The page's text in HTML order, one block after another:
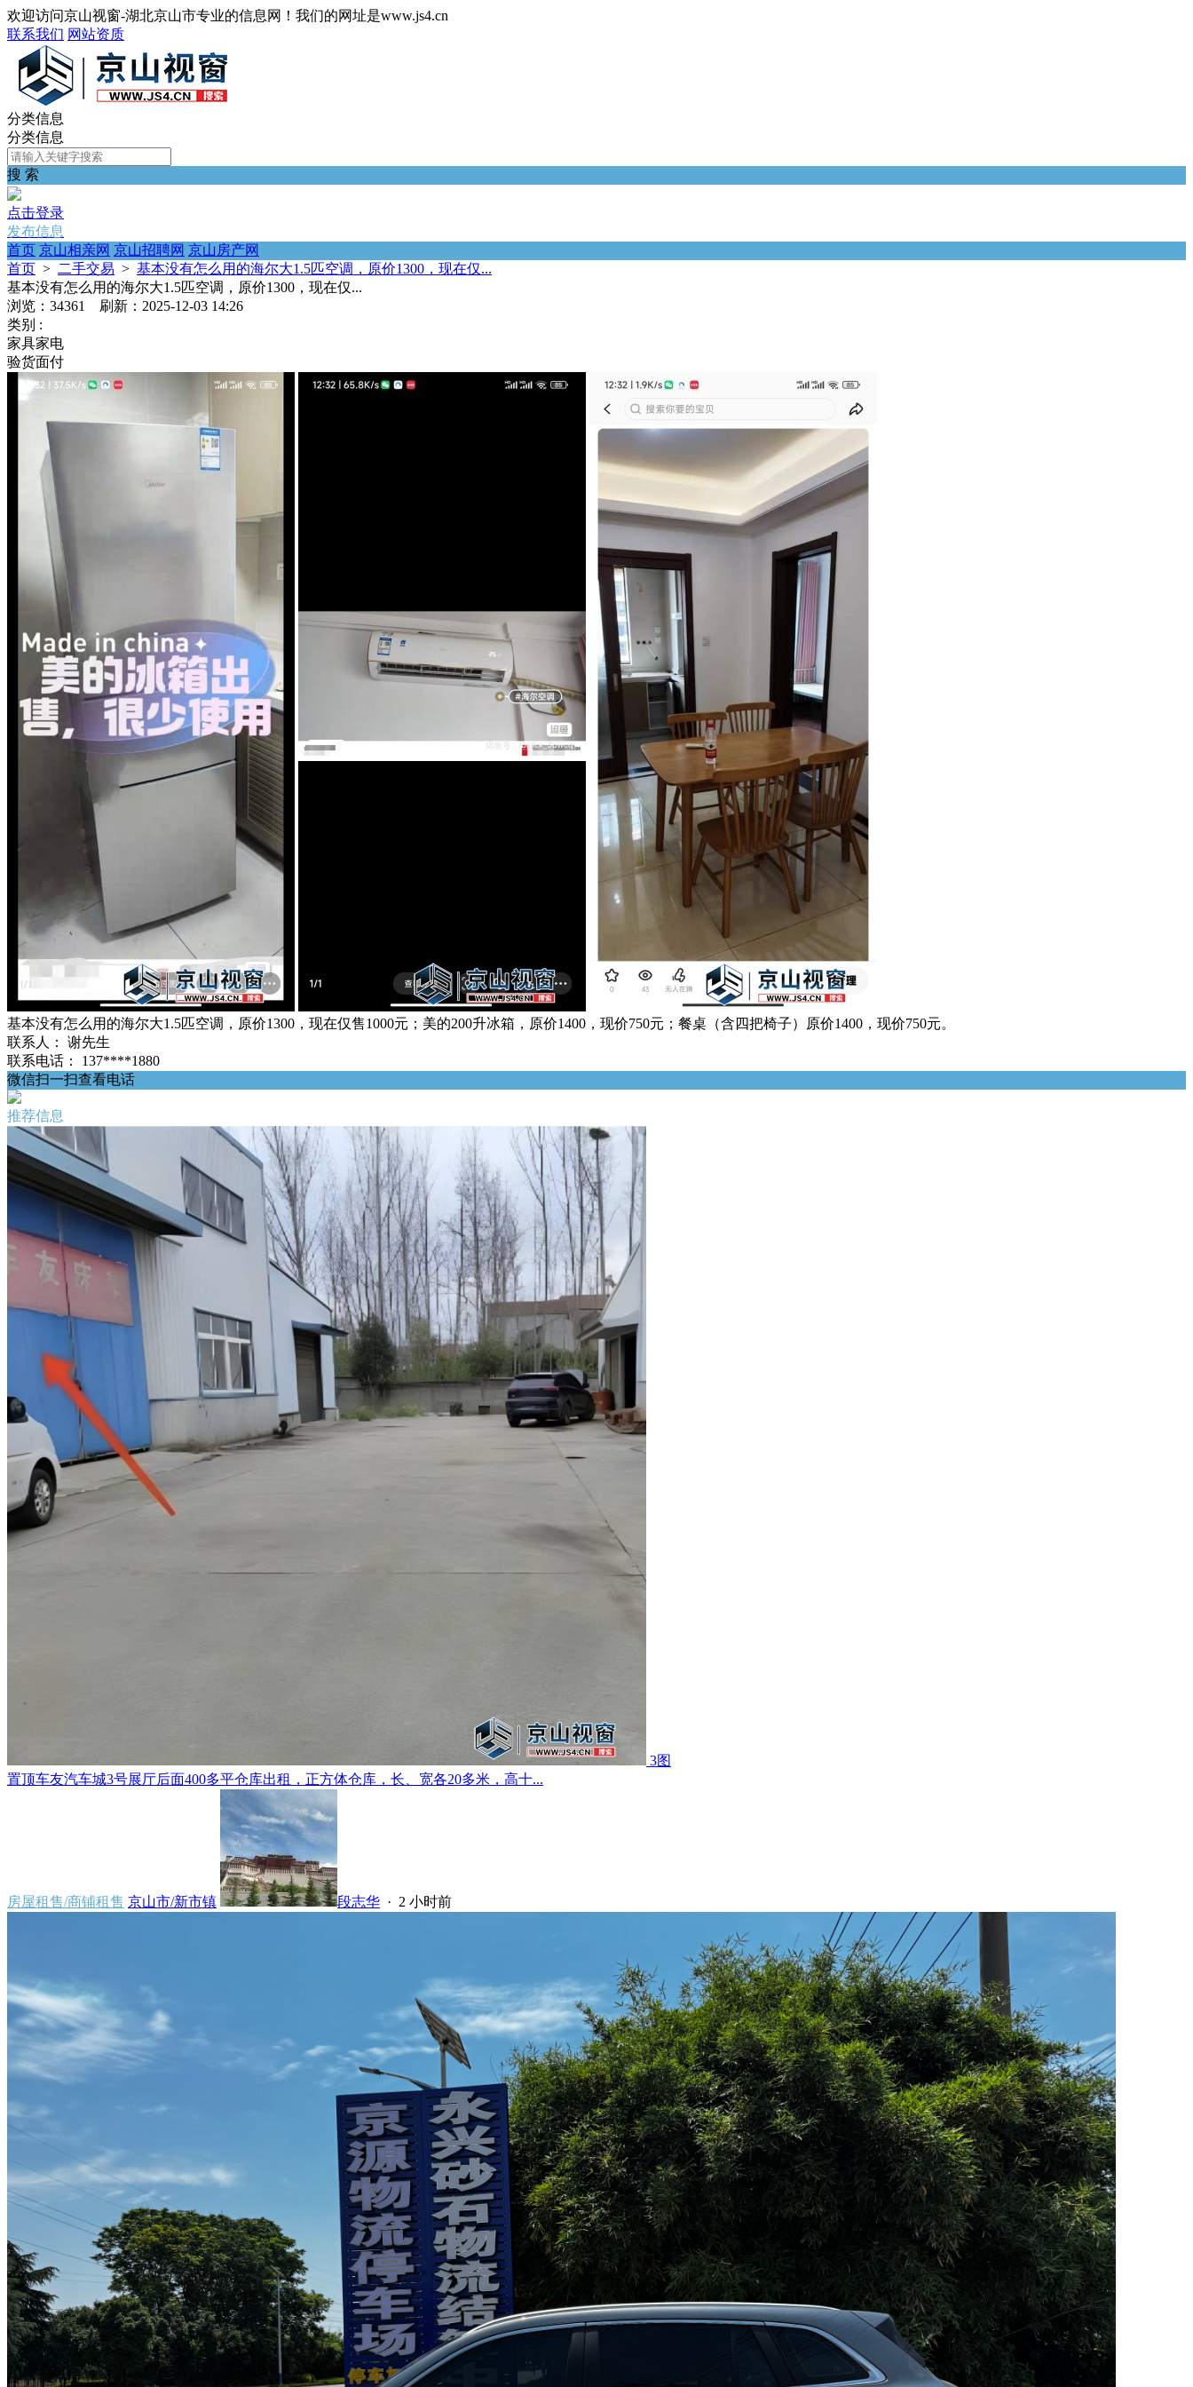
欢迎访问京山视窗-湖北京山市专业的信息网！我们的网址是www.js4.cn
联系我们 网站资质
分类信息
分类信息
搜 索
点击登录
发布信息
首页 京山相亲网 京山招聘网 京山房产网
首页 > 二手交易 > 基本没有怎么用的海尔大1.5匹空调，原价1300，现在仅...
基本没有怎么用的海尔大1.5匹空调，原价1300，现在仅...
浏览：34361 刷新：2025-12-03 14:26
类别 :
家具家电
验货面付
基本没有怎么用的海尔大1.5匹空调，原价1300，现在仅售1000元；美的200升冰箱，原价1400，现价750元；餐桌（含四把椅子）原价1400，现价750元。
联系人：
谢先生
联系电话：
137****1880
微信扫一扫查看电话
推荐信息
3图
置顶车友汽车城3号展厅后面400多平仓库出租，正方体仓库，长、宽各20多米，高十...
房屋租售/商铺租售 京山市/新市镇 段志华 · 2 小时前